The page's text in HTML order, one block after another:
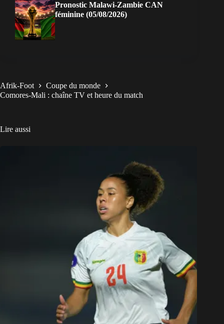
Pronostic Malawi-Zambie CAN
féminine (05/08/2026)
Afrik-Foot
Coupe du monde
Comores-Mali : chaîne TV et heure du match
Lire aussi